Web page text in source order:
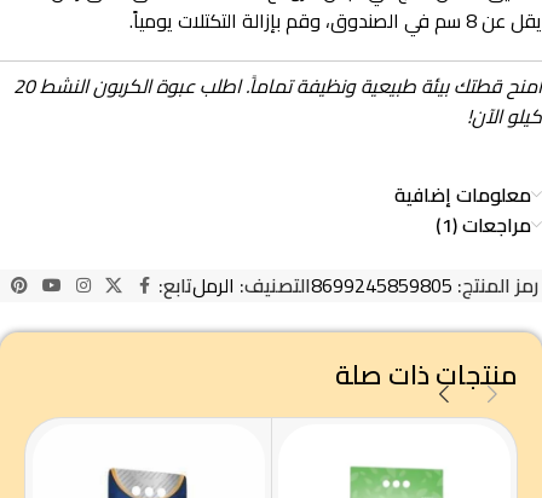
يقل عن 8 سم في الصندوق، وقم بإزالة التكتلات يومياً.
امنح قطتك بيئة طبيعية ونظيفة تماماً. اطلب عبوة الكربون النشط 20
كيلو الآن!
معلومات إضافية
مراجعات (1)
رمز المنتج: 8699245859805التصنيف: الرملتابع:
منتجات ذات صلة